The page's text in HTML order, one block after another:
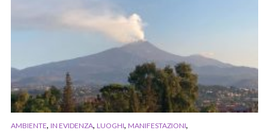
AMBIENTE, IN EVIDENZA, LUOGHI, MANIFESTAZIONI,